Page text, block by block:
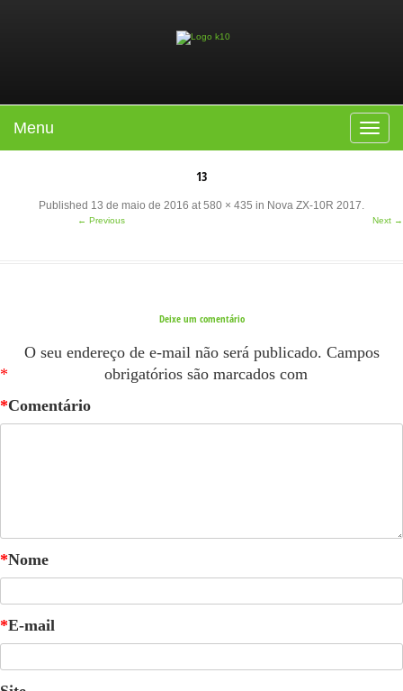
Toggle
Menu
13
Published 13 de maio de 2016 at580 × 435 in Nova ZX-10R 2017.
← Previous Next →
Deixe um comentário
O seu endereço de e-mail não será publicado. Campos
obrigatórios são marcados com
*
Comentário
*
Nome
*
E-mail
*